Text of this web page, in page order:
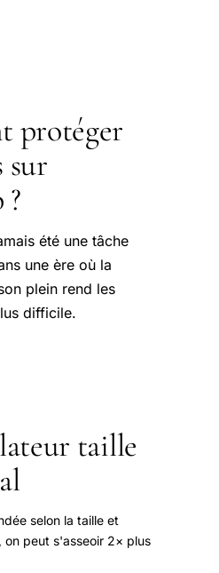
protéger
sur
été une tâche
une ère où la
plein rend les
difficile.
taille
selon la taille et
on peut s'asseoir 2× plus